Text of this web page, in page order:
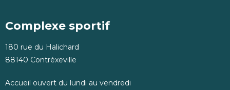
Complexe sportif
180 rue du Halichard
88140 Contréxeville
Accueil ouvert du lundi au vendredi